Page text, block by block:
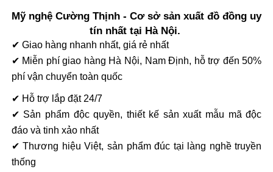
Mỹ nghệ Cường Thịnh - Cơ sở sản xuất đồ đồng uy
tín nhất tại Hà Nội.
✔ Giao hàng nhanh nhất, giá rẻ nhất
✔ Miễn phí giao hàng Hà Nội, Nam Định, hỗ trợ đến 50%
phí vận chuyển toàn quốc
✔ Hỗ trợ lắp đặt 24/7
✔ Sản phẩm độc quyền, thiết kế sản xuất mẫu mã độc
đáo và tinh xảo nhất
✔ Thương hiệu Việt, sản phẩm đúc tại làng nghề truyền
thống